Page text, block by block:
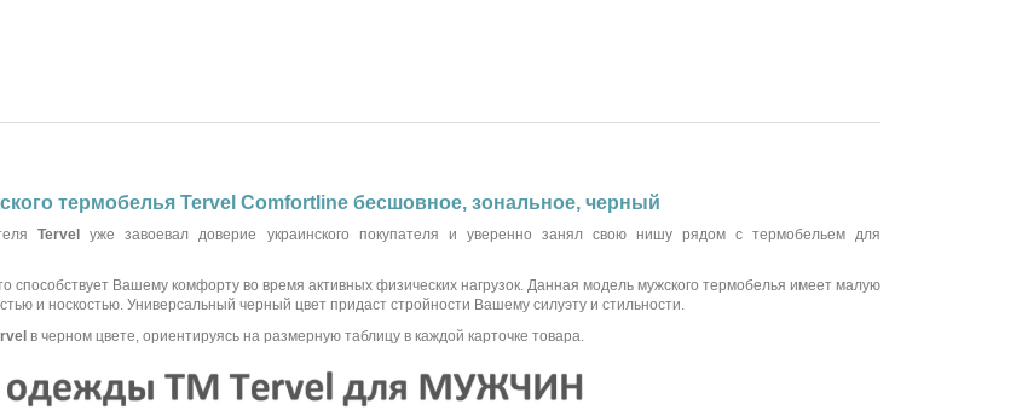
термобелья Tervel Comfortline бесшовное, зональное, черный
Tervelуже завоевал доверие украинского покупателя и уверенно занял свою нишу рядом с термобельем для
способствует Вашему комфорту во время активных физических нагрузок. Данная модель мужского термобелья имеет малую
и носкостью. Универсальный черный цвет придаст стройности Вашему силуэту и стильности.
в черном цвете, ориентируясь на размерную таблицу в каждой карточке товара.